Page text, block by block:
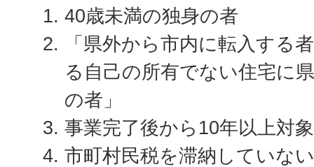
40歳未満の独身の者
「県外から市内に転入する
る自己の所有でない住宅に
の者」
事業完了後から10年以上対
市町村民税を滞納していな